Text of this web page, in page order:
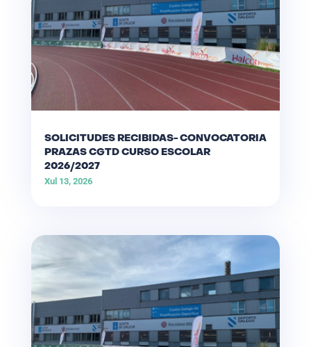
SOLICITUDES RECIBIDAS- CONVOCATORIA
PRAZAS CGTD CURSO ESCOLAR
2026/2027
Xul 13, 2026